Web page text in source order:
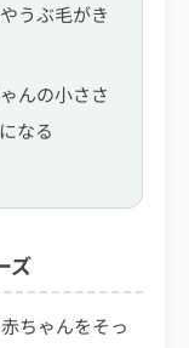
うぶ毛がき
んの小ささ
なる
ズ
ちゃんをそっ